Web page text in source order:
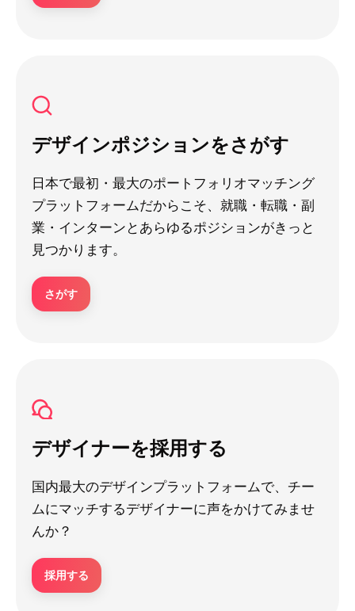
デザインポジションをさがす
日本で最初・最大のポートフォリオマッチング
プラットフォームだからこそ、就職・転職・副
業・インターンとあらゆるポジションがきっと
見つかります。
さがす
デザイナーを採用する
国内最大のデザインプラットフォームで、チー
ムにマッチするデザイナーに声をかけてみませ
んか？
採用する